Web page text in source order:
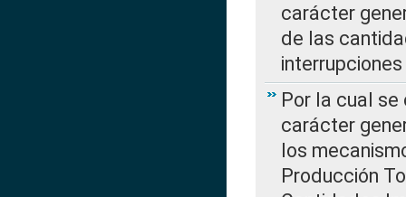
carácter
de las
Por la cual
carácter
los
Producción